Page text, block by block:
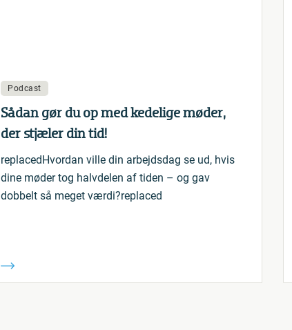
Podcast
Sådan gør du op med kedelige møder,
der stjæler din tid!
replacedHvordan ville din arbejdsdag se ud, hvis
dine møder tog halvdelen af tiden – og gav
dobbelt så meget værdi?replaced